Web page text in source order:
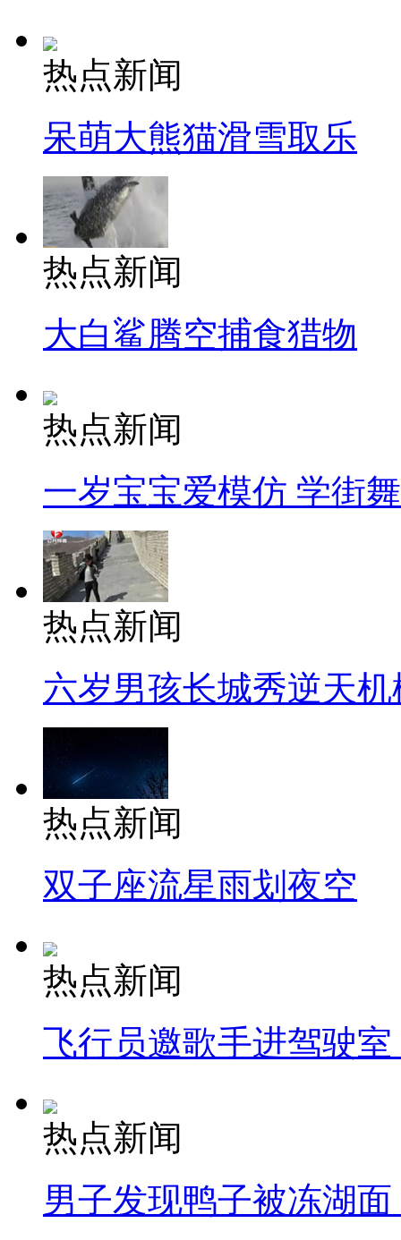
热点新闻
呆萌大熊猫滑雪取乐
热点新闻
大白鲨腾空捕食猎物
热点新闻
一岁宝宝爱模仿 学街
热点新闻
六岁男孩长城秀逆天机
热点新闻
双子座流星雨划夜空
热点新闻
飞行员邀歌手进驾驶
热点新闻
男子发现鸭子被冻湖